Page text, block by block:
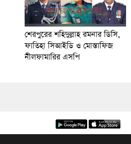
শেরপুরের শহিদুল্লাহ রমনার ডিসি,
ফাতিহা সিআইডি ও মোস্তাফিজ
নীলফামারির এসপি